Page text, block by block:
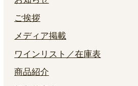
ご挨拶
メディア掲載
ワインリスト／在庫表
商品紹介